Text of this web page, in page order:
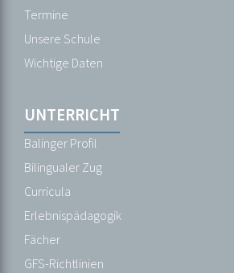
Newsletter
/
Presse
Termine
Unsere
UNTERRICHT
Termine
Unsere Schule
Wichtige Daten
UNTERRICHT
Balinger Profil
Bilingualer Zug
Curricula
Erlebnispädagogik
Fächer
GFS-Richtlinien